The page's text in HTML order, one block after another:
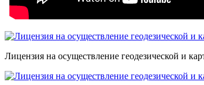
Лицензия на осуществление геодезической и